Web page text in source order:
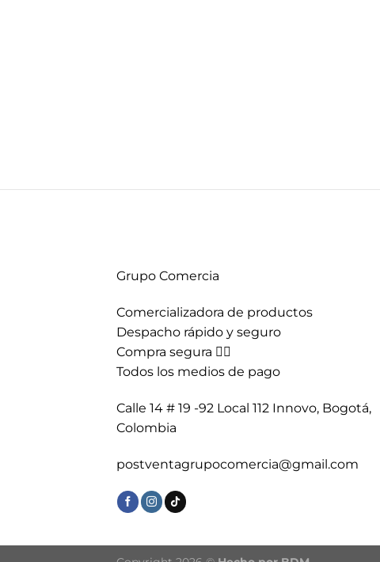
Grupo Comercia
Comercializadora de productos
Despacho rápido y seguro
Compra segura 👇🏼
Todos los medios de pago
Calle 14 # 19 -92 Local 112 Innovo, Bogotá,
Colombia
postventagrupocomercia@gmail.com